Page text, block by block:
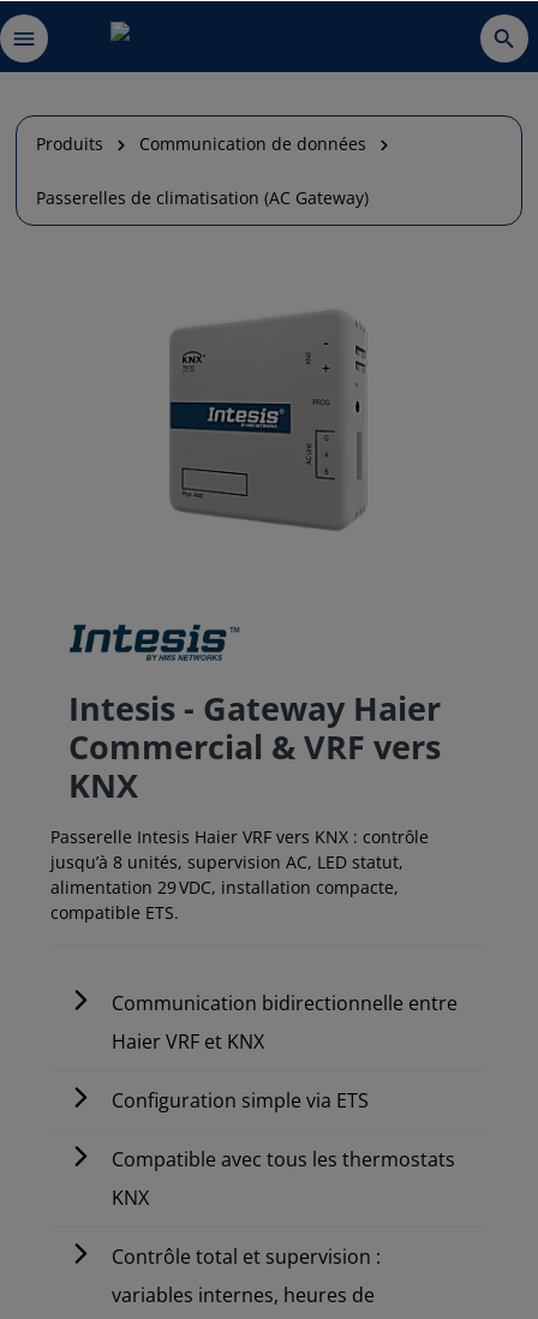
Produits Communication de données
Passerelles de climatisation (AC Gateway)
Intesis - Gateway Haier
Commercial & VRF vers
KNX
Passerelle Intesis Haier VRF vers KNX : contrôle
jusqu’à 8 unités, supervision AC, LED statut,
alimentation 29 VDC, installation compacte,
compatible ETS.
Communication bidirectionnelle entre
Haier VRF et KNX
Configuration simple via ETS
Compatible avec tous les thermostats
KNX
Contrôle total et supervision :
variables internes, heures de